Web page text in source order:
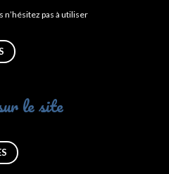
n’hésitez pas à utiliser
le site